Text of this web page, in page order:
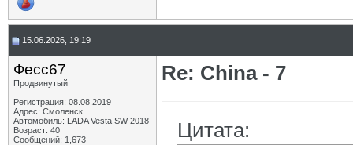
15.06.2026, 19:19
Фесс67
Продвинутый
Регистрация: 08.08.2019
Адрес: Смоленск
Автомобиль: LADA Vesta SW 2018
Возраст: 40
Сообщений: 1,673
Re: China - 7
Цитата: